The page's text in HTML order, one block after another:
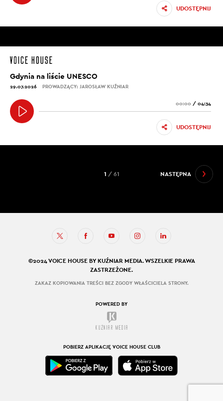
UDOSTĘPNIJ
Gdynia na liście UNESCO
29.07.2026 PROWADZĄCY: JAROSŁAW KUŹNIAR
00:00 / 04:34
UDOSTĘPNIJ
NASTĘPNA
1 / 61
©2024 VOICE HOUSE BY KUŹNIAR MEDIA. WSZELKIE PRAWA
ZASTRZEŻONE.
ZAKAZ KOPIOWANIA TREŚCI BEZ ZGODY WŁAŚCICIELA STRONY.
POWERED BY
POBIERZ APLIKACJĘ VOICE HOUSE CLUB